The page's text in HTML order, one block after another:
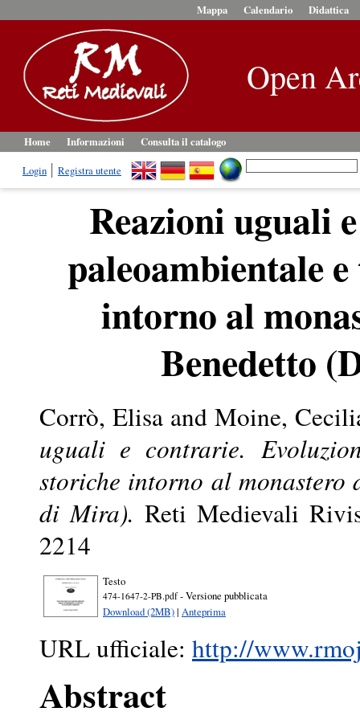
Mappa Calendario Didattica
Open
Home Informazioni
Consulta il catalogo
Login
Registra utente
Reazioni uguali
paleoambientale
intorno al
Benedetto
Corrò, Elisa and Moine,
uguali e contrarie.
storiche intorno al monastero
di Mira). Reti Medievali
2214
Testo
474-1647-2-PB.pdf- Versione pubblicata
Download (2MB)| Anteprima
URL ufficiale: http://
Abstract